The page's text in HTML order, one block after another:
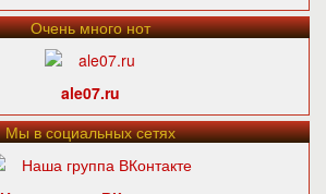
Очень много нот
ale07.ru
Мы в социальных сетях